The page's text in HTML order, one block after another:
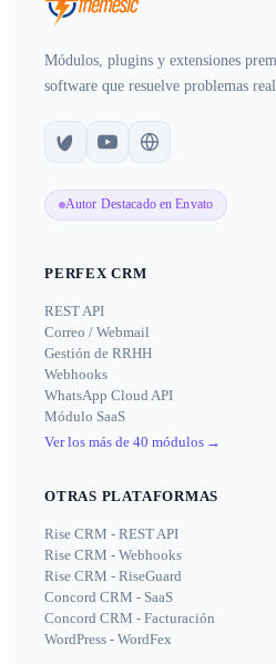
Módulos, plugins y extensiones
software que resuelve problemas
Autor Destacado en Envato
PERFEX CRM
REST API
Correo / Webmail
Gestión de RRHH
Webhooks
WhatsApp Cloud API
Módulo SaaS
Ver los más de 40 módulos →
OTRAS PLATAFORMAS
Rise CRM - REST API
Rise CRM - Webhooks
Rise CRM - RiseGuard
Concord CRM - SaaS
Concord CRM - Facturación
WordPress - WordFex